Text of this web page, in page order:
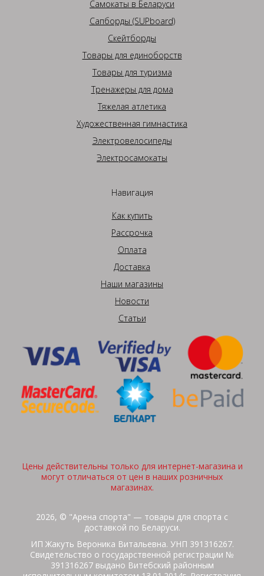
Самокаты в Беларуси
Сапборды (SUPboard)
Скейтборды
Товары для единоборств
Товары для туризма
Тренажеры для дома
Тяжелая атлетика
Художественная гимнастика
Электровелосипеды
Электросамокаты
Навигация
Как купить
Рассрочка
Оплата
Доставка
Наши магазины
Новости
Статьи
Цены действительны только для интернет-магазина и
могут отличаться от цен в наших розничных
магазинах.
2026, © "Арена спорта" — товары для спорта с
доставкой по Беларуси.
ИП Жакуть Вероника Витальевна. УНП 391316267.
Свидетельство о государственной регистрации №
391316267 выдано Витебский районным